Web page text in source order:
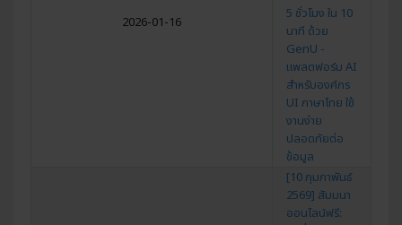
2026-01-16
5 ชั่วโมง ใน 10
นาที ด้วย
GenU -
แพลตฟอร์ม AI
สำหรับองค์กร
UI ภาษาไทย ใช้
งานง่าย
ปลอดภัยต่อ
ข้อมูล
[10 กุมภาพันธ์
2569] สัมมนา
ออนไลน์ฟรี: